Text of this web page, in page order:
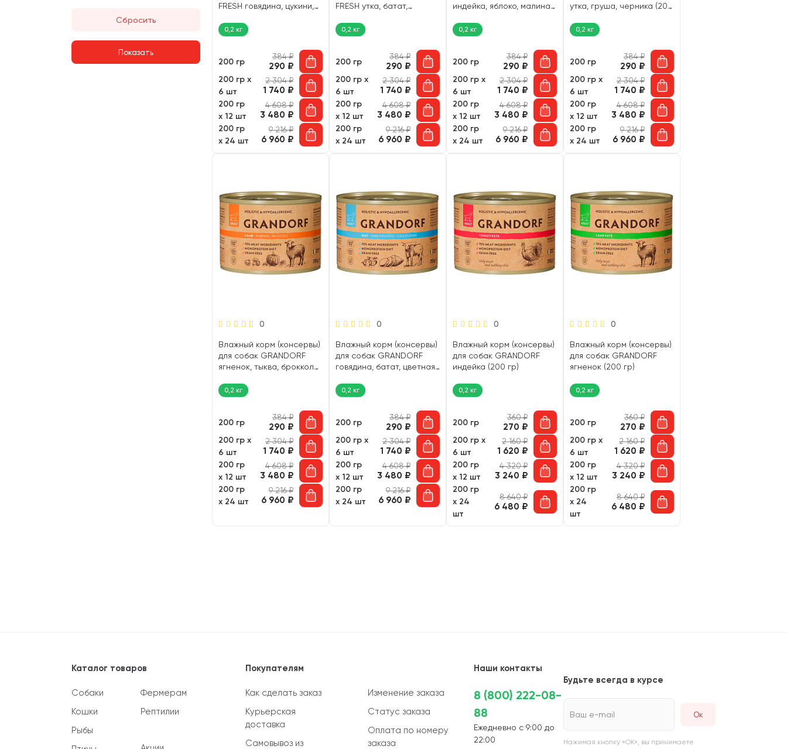
Сбросить
FRESH говядина, цукини,
0,2 кг
200 гр
384₽
290 ₽
200 гр х
6 шт
2 304₽
1 740 ₽
200 гр
х 12 шт
4 608₽
3 480 ₽
200 гр
х 24 шт
9 216₽
6 960 ₽
FRESH утка, батат,
0,2 кг
200 гр
384₽
290 ₽
200 гр х
6 шт
2 304₽
1 740 ₽
200 гр
х 12 шт
4 608₽
3 480 ₽
200 гр
х 24 шт
9 216₽
6 960 ₽
индейка, яблоко, малина
0,2 кг
200 гр
384₽
290 ₽
200 гр х
6 шт
2 304₽
1 740 ₽
200 гр
х 12 шт
4 608₽
3 480 ₽
200 гр
х 24 шт
9 216₽
6 960 ₽
утка, груша, черника (200
0,2 кг
200 гр
384₽
290 ₽
200 гр х
6 шт
2 304₽
1 740 ₽
200 гр
х 12 шт
4 608₽
3 480 ₽
200 гр
х 24 шт
9 216₽
6 960 ₽
0
Влажный корм (консервы)
для собак GRANDORF
ягненок, тыква, брокколи
0,2 кг
200 гр
384₽
290 ₽
200 гр х
6 шт
2 304₽
1 740 ₽
200 гр
х 12 шт
4 608₽
3 480 ₽
200 гр
х 24 шт
9 216₽
6 960 ₽
0
Влажный корм (консервы)
для собак GRANDORF
говядина, батат, цветная
0,2 кг
200 гр
384₽
290 ₽
200 гр х
6 шт
2 304₽
1 740 ₽
200 гр
х 12 шт
4 608₽
3 480 ₽
200 гр
х 24 шт
9 216₽
6 960 ₽
0
Влажный корм (консервы)
для собак GRANDORF
индейка (200 гр)
0,2 кг
200 гр
360₽
270 ₽
200 гр х
6 шт
2 160₽
1 620 ₽
200 гр
х 12 шт
4 320₽
3 240 ₽
200 гр
х 24
шт
8 640₽
6 480 ₽
0
Влажный корм (консервы)
для собак GRANDORF
ягненок (200 гр)
0,2 кг
200 гр
360₽
270 ₽
200 гр х
6 шт
2 160₽
1 620 ₽
200 гр
х 12 шт
4 320₽
3 240 ₽
200 гр
х 24
шт
8 640₽
6 480 ₽
Каталог товаров
Собаки
Кошки
Рыбы
Фермерам
Рептилии
Покупателям
Как сделать заказ
Курьерская
доставка
Самовывоз из
Изменение заказа
Статус заказа
Оплата по номеру
заказа
Наши контакты
8 (800) 222-08-
88
Ежедневно с 9:00 до
22:00
Будьте всегда в курсе
Ваш e-mail
Нажимая кнопку «ОК», вы принимаете